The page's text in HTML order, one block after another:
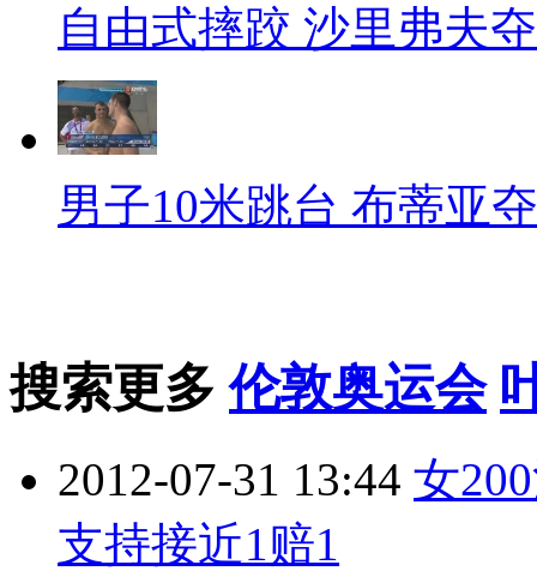
自由式摔跤 沙里弗夫
男子10米跳台 布蒂亚
搜索更多伦敦奥运会
2012-07-31 13:44 女
支持接近1赔1